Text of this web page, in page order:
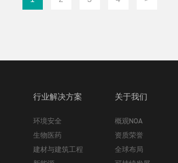
行业解决方案
环境安全
生物医药
建材与建筑工程
关于我们
概观NOA
资质荣誉
全球布局